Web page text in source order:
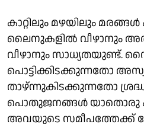
കാറ്റിലും മഴയിലും
ലൈനുകളില്‍ വീഴാനും അത്
വീഴാനും സാധ്യതയുണ്ട്.
പൊട്ടിക്കിടക്കുന്നതോ
താഴ്ന്നുകിടക്കുന്നതോ
പൊതുജനങ്ങള്‍ യാതൊരു
അവയുടെ സമീപത്തേക്ക്